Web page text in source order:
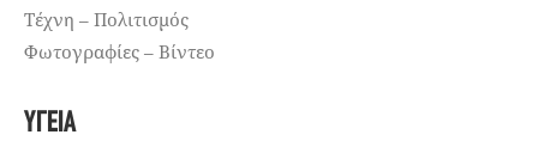
Τέχνη – Πολιτισμός
Φωτογραφίες – Βίντεο
ΥΓΕΊΑ